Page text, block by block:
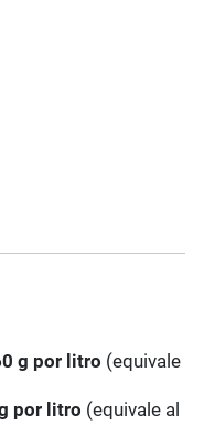
g por litro (equivale
por litro (equivale al